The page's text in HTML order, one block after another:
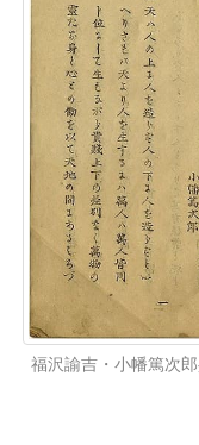
福沢諭吉・小幡篤次